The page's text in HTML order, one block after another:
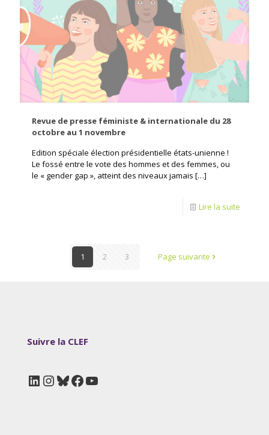
Revue de presse féministe & internationale du 28
octobre au 1 novembre
Edition spéciale élection présidentielle états-unienne !
Le fossé entre le vote des hommes et des femmes, ou
le « gender gap », atteint des niveaux jamais […]
Lire la suite
1 2 3 Page suivante
Suivre la CLEF
LinkedIn
Instagram
Bluesky
Facebook
YouTube